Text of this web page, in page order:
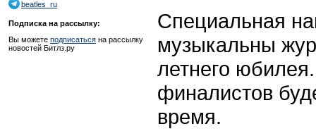
beatles_ru
Подписка на рассылку:
Вы можете подписаться на рассылку
новостей Битлз.ру
Специальная
музыкальны
летнего
финалистов
время.